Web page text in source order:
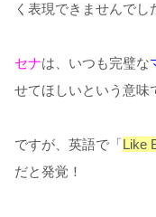
く表現できませんでし
セナは、いつも完璧な
せてほしいという意味
ですが、英語で「Like
だと発覚！